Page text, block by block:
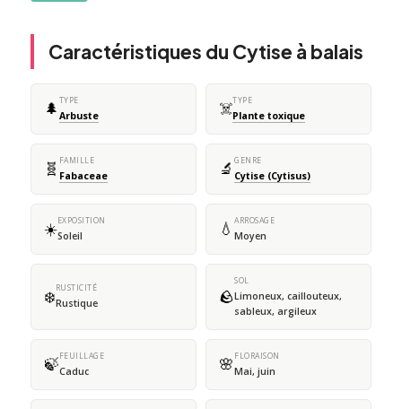
Caractéristiques du Cytise à balais
🌲 TYPE
Arbuste ☠️TYPE
Plante toxique
🧬 FAMILLE
Fabaceae 🔬 GENRE
Cytise (Cytisus)
☀️EXPOSITION
Soleil 💧 ARROSAGE
Moyen
❄️RUSTICITÉ
Rustique 🪨
SOL
Limoneux, caillouteux,
sableux, argileux
🍃FEUILLAGE
Caduc 🌸 FLORAISON
Mai, juin